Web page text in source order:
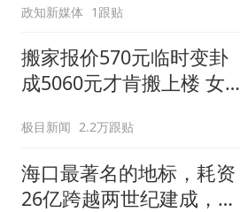
波、温州、金华、舟山、
台州、丽水等，要求高度
警觉、闻令而动
政知新媒体 1跟贴
搬家报价570元临时变卦
成5060元才肯搬上楼 女子
极目新闻 2.2万跟贴
海口最著名的地标，耗资
26亿跨越两世纪建成，所